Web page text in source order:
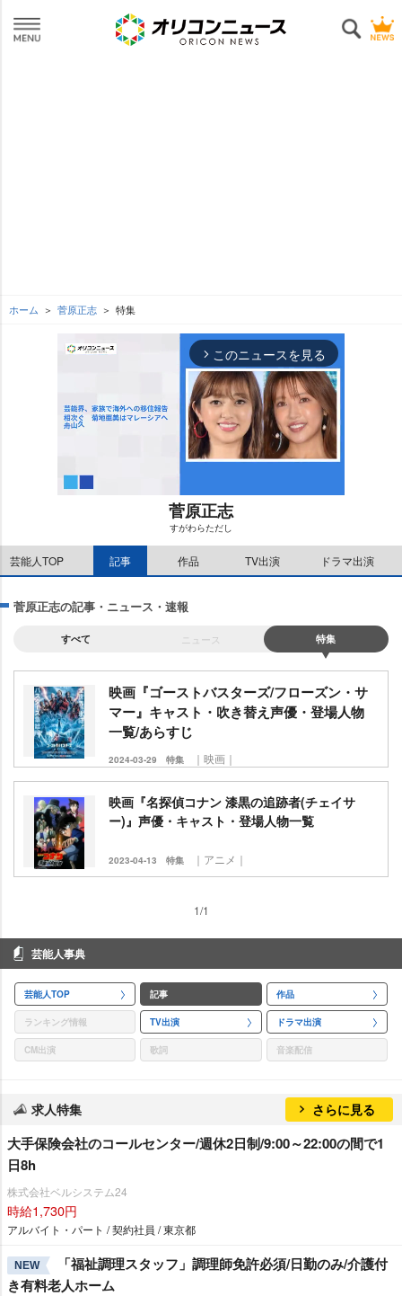
ホーム 菅原正志 特集
arrow_forward_ios このニュースを見る
M
t
菅原正志
すがわらただし
芸能人TOP 記事 作品 TV出演 ドラマ出演
菅原正志の記事・ニュース・速報
すべて ニュース 特集
映画『ゴーストバスターズ/フローズン・サ
マー』キャスト・吹き替え声優・登場人物
一覧/あらすじ
2024-03-29 特集 ｜映画｜
映画『名探偵コナン 漆黒の追跡者(チェイサ
ー)』声優・キャスト・登場人物一覧
2023-04-13 特集 ｜アニメ｜
1/1
芸能人事典
芸能人TOP 記事 作品
ランキング情報 TV出演 ドラマ出演
CM出演 歌詞 音楽配信
求人特集 さらに見る
大手保険会社のコールセンター/週休2日制/9:00～22:00の間で1
日8h
株式会社ベルシステム24
時給1,730円
アルバイト・パート / 契約社員 / 東京都
NEW
「福祉調理スタッフ」調理師免許必須/日勤のみ/介護付
き有料老人ホーム